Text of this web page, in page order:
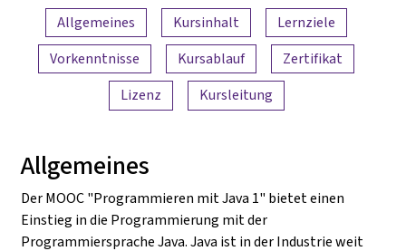
Inhaltsübersicht
Allgemeines Kursinhalt
Lernziele
Vorkenntnisse
Kursablauf
Zertifikat
Lizenz
Kursleitung
Allgemeines
Der MOOC "Programmieren mit Java 1" bietet einen
Einstieg in die Programmierung mit der
Programmiersprache Java. Java ist in der Industrie weit